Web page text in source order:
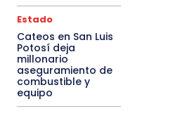
Estado
Cateos en San Luis
Potosí deja
millonario
aseguramiento de
combustible y
equipo